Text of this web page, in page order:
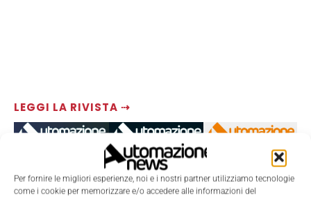
Per fornire le migliori esperienze, noi e i nostri partner utilizziamo tecnologie
come i cookie per memorizzare e/o accedere alle informazioni del
LEGGI LA RIVISTA ⇢